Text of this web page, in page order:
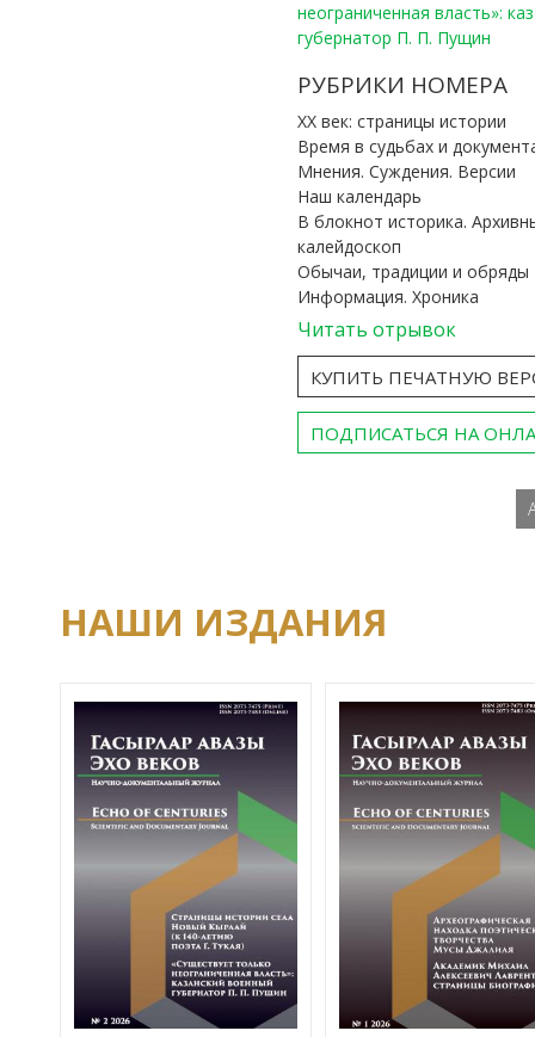
неограниченная власть»:
губернатор П. П. Пущин
РУБРИКИ НОМЕРА
ХХ век: страницы истории
Время в судьбах и
Мнения. Суждения. Версии
Наш календарь
В блокнот историка.
калейдоскоп
Обычаи, традиции и обряды
Информация. Хроника
Читать отрывок
КУПИТЬ ПЕЧАТНУЮ
ПОДПИСАТЬСЯ НА
НАШИ ИЗДАНИЯ